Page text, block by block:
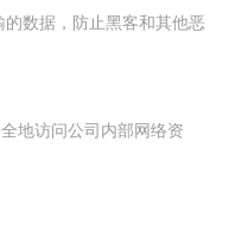
数据，防止黑客和其他恶
地访问公司内部网络资